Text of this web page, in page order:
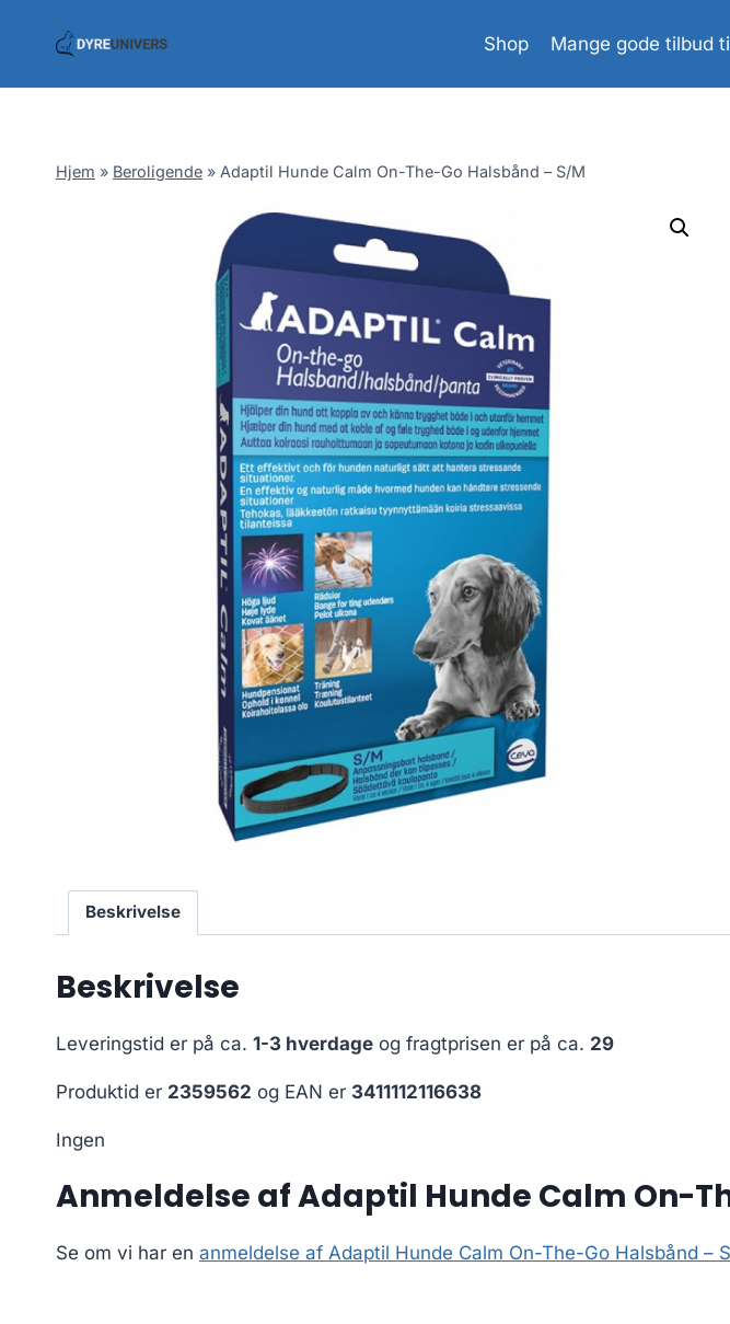
Shop Mange gode tilbud
Hjem » Beroligende » Adaptil Hunde Calm On-The-Go Halsbånd – S/M
Beskrivelse
Beskrivelse
Leveringstid er på ca. 1-3 hverdage og fragtprisen er på ca. 29
Produktid er 2359562 og EAN er 3411112116638
Ingen
Anmeldelse af Adaptil Hunde Calm On-
Se om vi har en anmeldelse af Adaptil Hunde Calm On-The-Go Halsbånd –